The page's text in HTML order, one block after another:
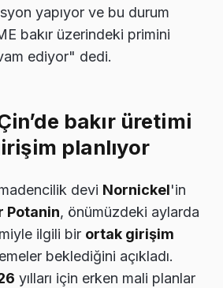
yapıyor ve bu durum
bakır üzerindeki primini
ediyor" dedi.
bakır üretimi
planlıyor
devi Nornickel'in
Potanin, önümüzdeki aylarda
ilgili bir ortak girişim
beklediğini açıkladı.
yılları için erken mali planlar